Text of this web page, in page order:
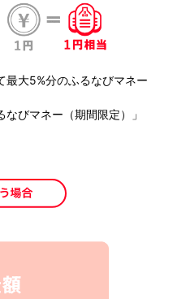
最大5%分のふるなびマネー
びマネー（期間限定）」